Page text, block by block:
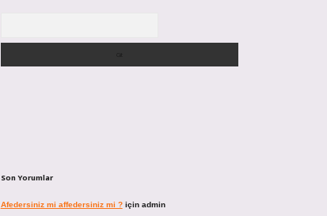
Son Yorumlar
Afedersiniz mi affedersiniz mi ?için admin